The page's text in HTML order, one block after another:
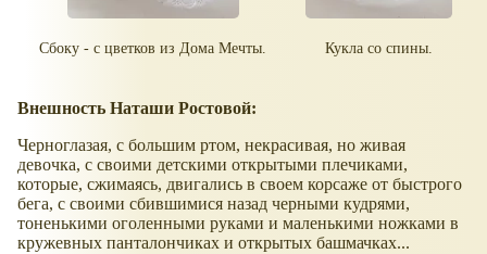
Сбоку - с цветков из Дома Мечты. Кукла со спины.
Внешность Наташи Ростовой:
Черноглазая, с большим ртом, некрасивая, но живая
девочка, с своими детскими открытыми плечиками,
которые, сжимаясь, двигались в своем корсаже от быстрого
бега, с своими сбившимися назад черными кудрями,
тоненькими оголенными руками и маленькими ножками в
кружевных панталончиках и открытых башмачках...